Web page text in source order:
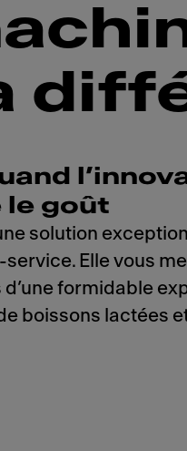
le goût
solution
Elle vous
formidable
boissons lactées